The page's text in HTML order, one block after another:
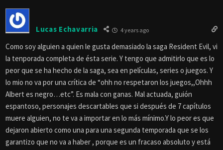
Lucas Echavarria 4 years ago
Como soy alguien a quien le gusta demasiado la saga Resident Evil, vi
la tenporada completa de ésta serie. Y tengo que admitirlo que es lo
peor que se ha hecho de la saga, sea en películas, series o juegos. Y
lo mio no va por una crítica de “ohh no respetaron los juegos,,Ohhh
Albert es negro…etc”. Es mala con ganas. Mal actuada, guión
espantoso, personajes descartables que si después de 7 capítulos
muere alguien, no te va a importar en lo más mínimo.Y lo peor es que
dejaron abierto como una para una segunda temporada que se los
garantizo que no va a haber , porque es un fracaso absoluto y está